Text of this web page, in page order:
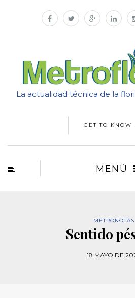
La actualidad técnica de la
GET TO KNOW
MENÚ
METRONOTAS
Sentido
18 MAYO DE